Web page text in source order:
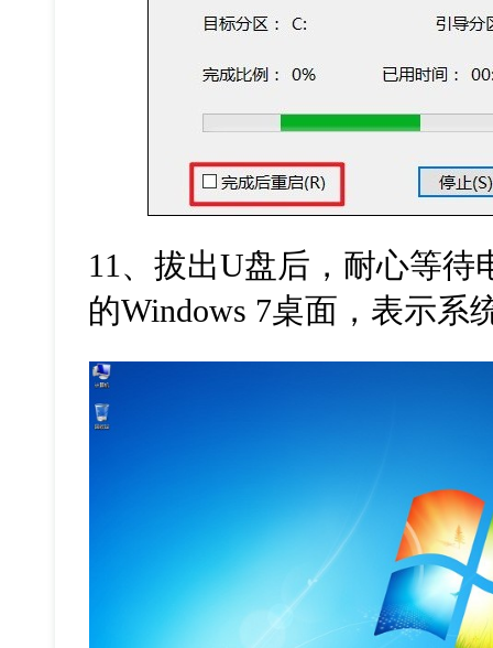
11 、拔出U盘后，耐心等待
的Windows 7桌面，表示系